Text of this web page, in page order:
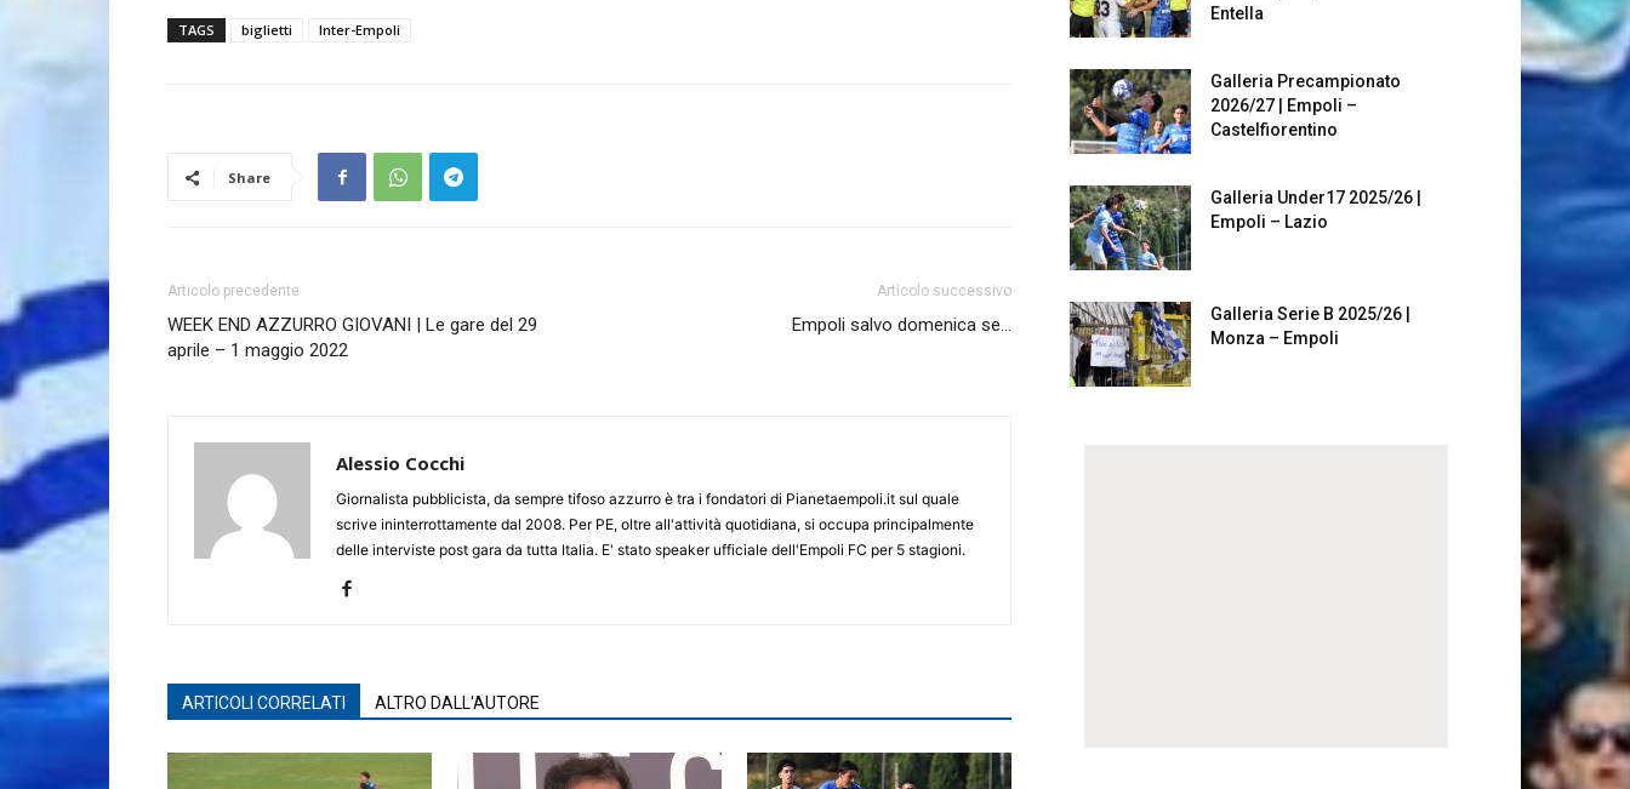
TAGS biglietti Inter-Empoli
Share
Articolo precedente
WEEK END AZZURRO GIOVANI | Le gare del 29
aprile – 1 maggio 2022
Articolo successivo
Empoli salvo domenica se…
Alessio Cocchi
Giornalista pubblicista, da sempre tifoso azzurro è tra i fondatori di Pianetaempoli.it sul quale
scrive ininterrottamente dal 2008. Per PE, oltre all'attività quotidiana, si occupa principalmente
delle interviste post gara da tutta Italia. E' stato speaker ufficiale dell'Empoli FC per 5 stagioni.
ARTICOLI CORRELATI ALTRO DALL'AUTORE
Entella
Galleria Precampionato
2026/27 | Empoli –
Castelfiorentino
Galleria Under17 2025/26 |
Empoli – Lazio
Galleria Serie B 2025/26 |
Monza – Empoli